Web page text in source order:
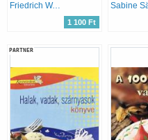
Friedrich W. Ehlert-Cornelia Adam-Frank Júlia; és még többen
1 100 Ft
PARTNER